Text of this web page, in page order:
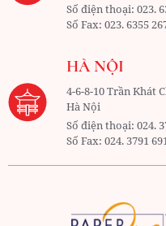
Số điện thoại:023.
Số Fax:023. 6355
HÀ NỘI
4-6-8-10 Trần Khát
Hà Nội
Số điện thoại:024.
Số Fax:024. 3791